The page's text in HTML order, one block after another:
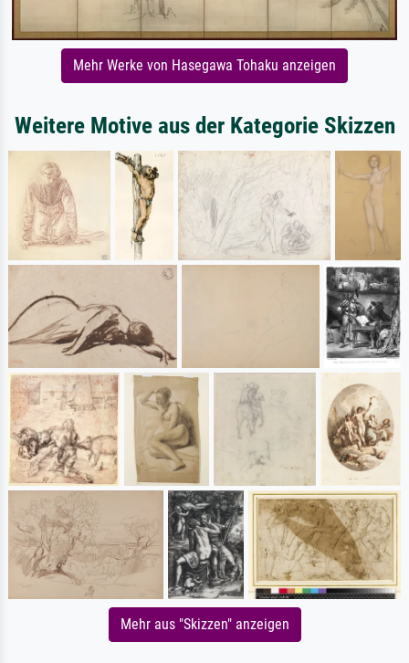
Mehr Werke von Hasegawa Tohaku anzeigen
Weitere Motive aus der Kategorie Skizzen
Mehr aus "Skizzen" anzeigen